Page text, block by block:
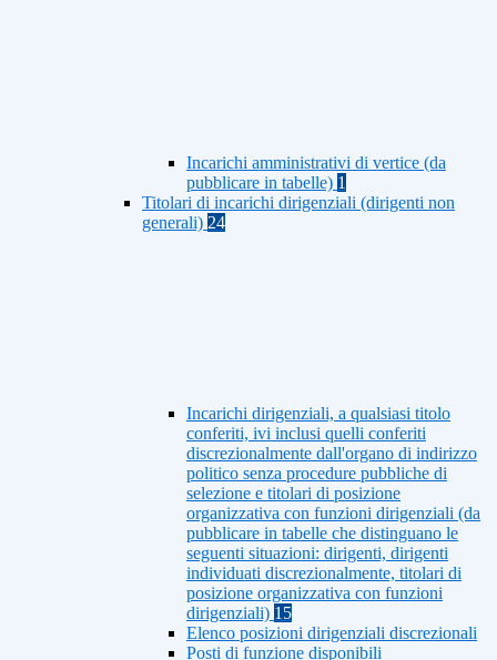
Incarichi amministrativi di vertice (da
pubblicare in tabelle) 1
Titolari di incarichi dirigenziali (dirigenti non
generali) 24
Incarichi dirigenziali, a qualsiasi titolo
conferiti, ivi inclusi quelli conferiti
discrezionalmente dall'organo di indirizzo
politico senza procedure pubbliche di
selezione e titolari di posizione
organizzativa con funzioni dirigenziali (da
pubblicare in tabelle che distinguano le
seguenti situazioni: dirigenti, dirigenti
individuati discrezionalmente, titolari di
posizione organizzativa con funzioni
dirigenziali) 15
Elenco posizioni dirigenziali discrezionali
Posti di funzione disponibili